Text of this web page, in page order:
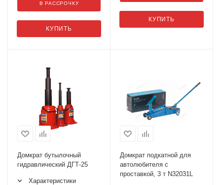
КУПИТЬ
В РАССРОЧКУ
КУПИТЬ
Домкрат бутылочный
гидравлический ДГТ-25
Характеристики
Домкрат подкатной для
автолюбителя с
проставкой, 3 т N32031L